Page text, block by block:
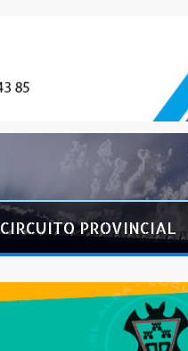
CIRCUITO PROVINCIAL